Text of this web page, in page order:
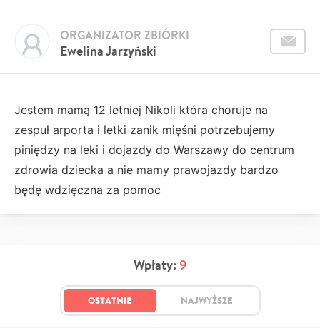
Ewelina Jarzyński
ORGANIZATOR ZBIÓRKI
Jestem mamą 12 letniej Nikoli która choruje na
zespuł arporta i letki zanik mięśni potrzebujemy
piniędzy na leki i dojazdy do Warszawy do centrum
zdrowia dziecka a nie mamy prawojazdy bardzo
będę wdzięczna za pomoc
Wpłaty: 9
OSTATNIE NAJWYŻSZE